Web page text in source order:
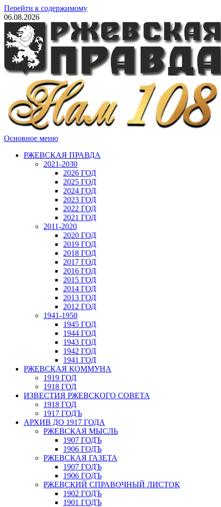
Перейти к содержимому
06.08.2026
Основное меню
РЖЕВСКАЯ ПРАВДА
2021-2030
2026 ГОД
2025 ГОД
2024 ГОД
2023 ГОД
2022 ГОД
2021 ГОД
2011-2020
2020 ГОД
2019 ГОД
2018 ГОД
2017 ГОД
2016 ГОД
2015 ГОД
2014 ГОД
2013 ГОД
2012 ГОД
1941-1950
1945 ГОД
1944 ГОД
1943 ГОД
1942 ГОД
1941 ГОД
РЖЕВСКАЯ КОММУНА
1919 ГОД
1918 ГОД
ИЗВЕСТИЯ РЖЕВСКОГО СОВЕТА
1918 ГОД
1917 ГОДЪ
АРХИВ ДО 1917 ГОДА
РЖЕВСКАЯ МЫСЛЬ
1907 ГОДЪ
1906 ГОДЪ
РЖЕВСКАЯ ГАЗЕТА
1907 ГОДЪ
1906 ГОДЪ
РЖЕВСКИЙ СПРАВОЧНЫЙ ЛИСТОК
1902 ГОДЪ
1901 ГОДЪ